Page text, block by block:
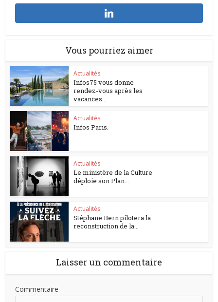
Vous pourriez aimer
Actualités
Infos75 vous donne
rendez-vous après les
vacances...
Actualités
Infos Paris.
Actualités
Le ministère de la Culture
déploie son Plan...
Actualités
Stéphane Bern pilotera la
reconstruction de la...
Laisser un commentaire
Commentaire